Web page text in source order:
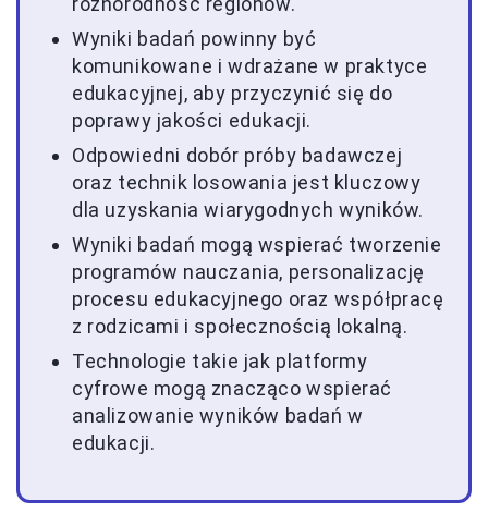
Wyniki badań powinny być
komunikowane i wdrażane w praktyce
edukacyjnej, aby przyczynić się do
poprawy jakości edukacji.
Odpowiedni dobór próby badawczej
oraz technik losowania jest kluczowy
dla uzyskania wiarygodnych wyników.
Wyniki badań mogą wspierać tworzenie
programów nauczania, personalizację
procesu edukacyjnego oraz współpracę
z rodzicami i społecznością lokalną.
Technologie takie jak platformy
cyfrowe mogą znacząco wspierać
analizowanie wyników badań w
edukacji.